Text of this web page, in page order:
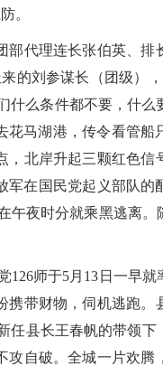
。
代理连长张伯英、排
的刘参谋长（团级）
什么条件都不要，什么
马湖港，传令看管船
北岸升起三颗红色信
军在国民党起义部队
午夜时分就乘黑逃离。
师于5月13日一早就
带财物，伺机逃跑。
任县长王春帆的带领
自破。全城一片欢腾